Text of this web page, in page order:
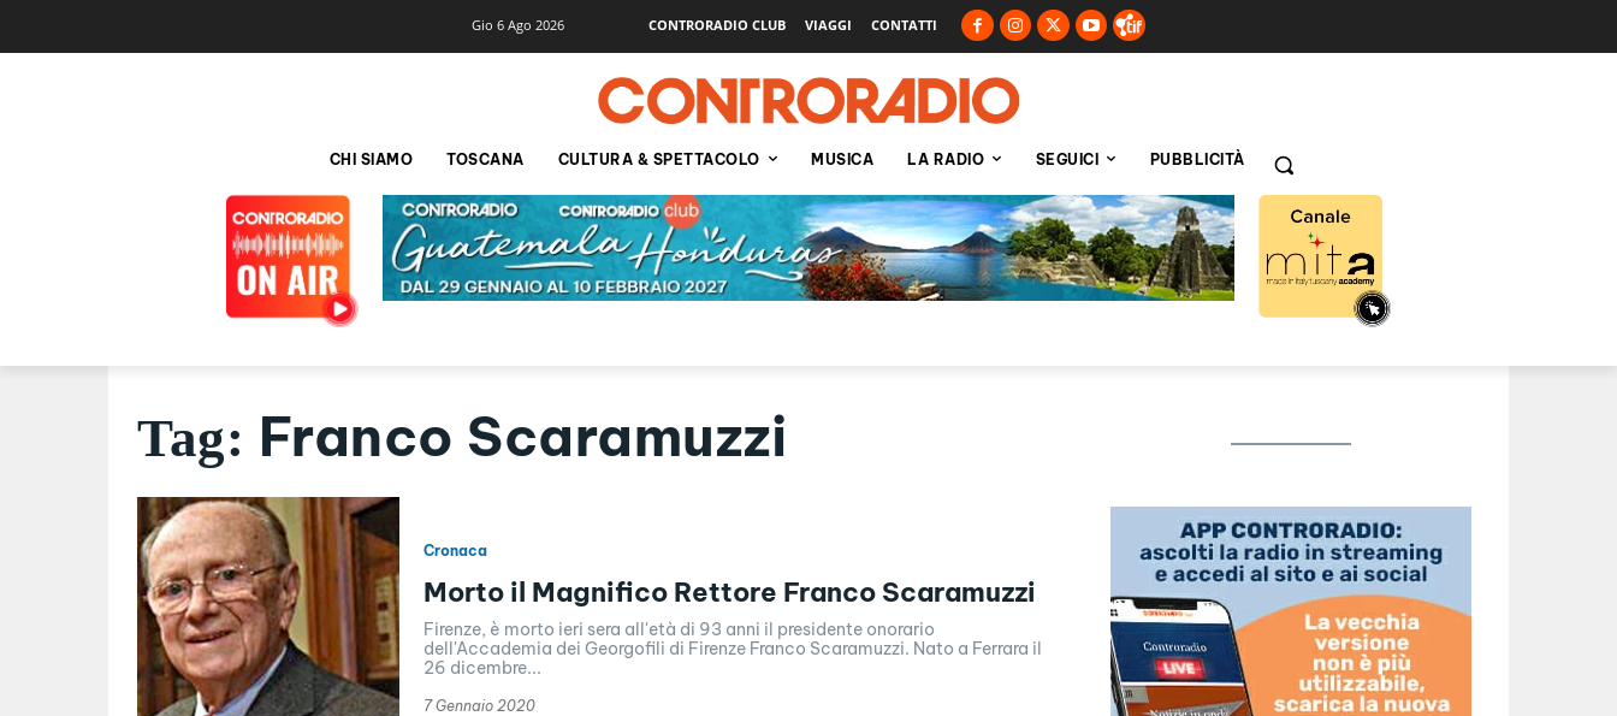
Gio 6 Ago 2026 CONTRORADIO CLUB VIAGGI CONTATTI
CHI SIAMO TOSCANA CULTURA & SPETTACOLO MUSICA LA RADIO SEGUICI PUBBLICITÀ
Tag: Franco Scaramuzzi
Cronaca
Morto il Magnifico Rettore Franco Scaramuzzi
Firenze, è morto ieri sera all'età di 93 anni il presidente onorario
dell'Accademia dei Georgofili di Firenze Franco Scaramuzzi. Nato a Ferrara il
26 dicembre...
7 Gennaio 2020